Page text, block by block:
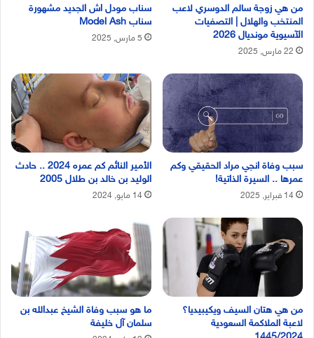
من هي زوجة سالم الدوسري لاعب
المنتخب والهلال | التصفيات
الآسيوية مونديال 2026
22 مارس, 2025
سناب مودل اش الجديد مشهورة
سناب Model Ash
5 مارس, 2025
سبب وفاة انجي مراد الحقيقي وكم
عمرها .. السيرة الذاتية!
14 فبراير, 2025
الأمير النائم كم عمره 2024 .. حادث
الوليد بن خالد بن طلال 2005
14 مايو, 2024
من هي هتان السيف ويكيبيديا؟
لاعبة الملاكمة السعودية
ما هو سبب وفاة الشيخ عبدالله بن
سلمان آل خليفة